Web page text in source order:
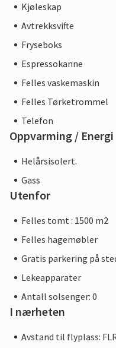
Kjøleskap
Avtrekksvifte
Fryseboks
Espressokanne
Felles vaskemaskin
Felles Tørketrommel
Telefon
Oppvarming / Energi
Helårsisolert.
Gass
Utenfor
Felles tomt : 1500 m2
Felles hagemøbler
Gratis parkering på
Lekeapparater
Antall solsenger: 0
I nærheten
Avstand til flyplass: